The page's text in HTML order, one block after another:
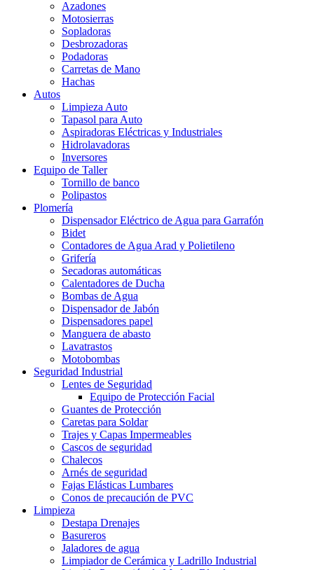
Azadones
Motosierras
Sopladoras
Desbrozadoras
Podadoras
Carretas de Mano
Hachas
Autos
Limpieza Auto
Tapasol para Auto
Aspiradoras Eléctricas y Industriales
Hidrolavadoras
Inversores
Equipo de Taller
Tornillo de banco
Polipastos
Plomería
Dispensador Eléctrico de Agua para Garrafón
Bidet
Contadores de Agua Arad y Polietileno
Grifería
Secadoras automáticas
Calentadores de Ducha
Bombas de Agua
Dispensador de Jabón
Dispensadores papel
Manguera de abasto
Lavatrastos
Motobombas
Seguridad Industrial
Lentes de Seguridad
Equipo de Protección Facial
Guantes de Protección
Caretas para Soldar
Trajes y Capas Impermeables
Cascos de seguridad
Chalecos
Arnés de seguridad
Fajas Elásticas Lumbares
Conos de precaución de PVC
Limpieza
Destapa Drenajes
Basureros
Jaladores de agua
Limpiador de Cerámica y Ladrillo Industrial